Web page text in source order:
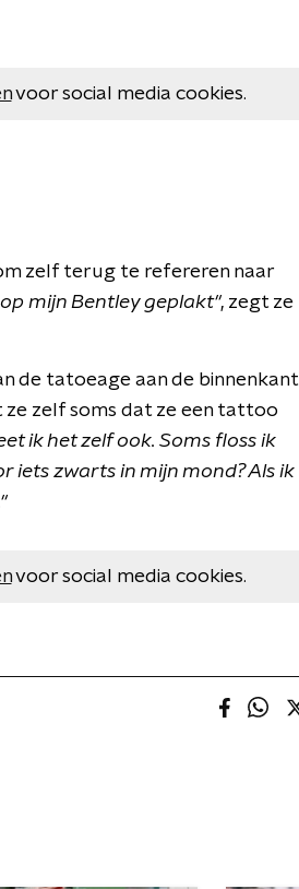
voor social media cookies.
zelf terug te refereren naar
mijn Bentley geplakt", zegt ze
de tatoeage aan de binnenkant
zelf soms dat ze een tattoo
ik het zelf ook. Soms floss ik
iets zwarts in mijn mond? Als ik
voor social media cookies.